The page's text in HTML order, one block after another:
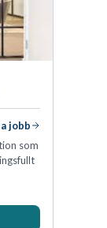
jobb
som